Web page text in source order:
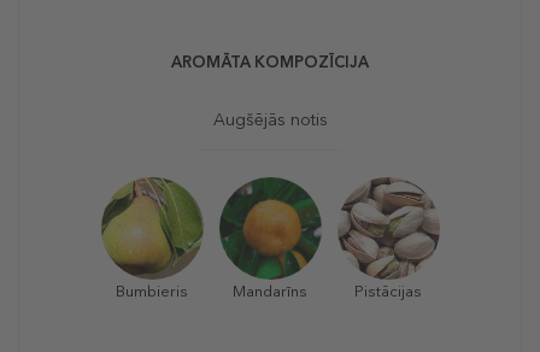
AROMĀTA KOMPOZĪCIJA
Augšējās notis
Bumbieris Mandarīns Pistācijas